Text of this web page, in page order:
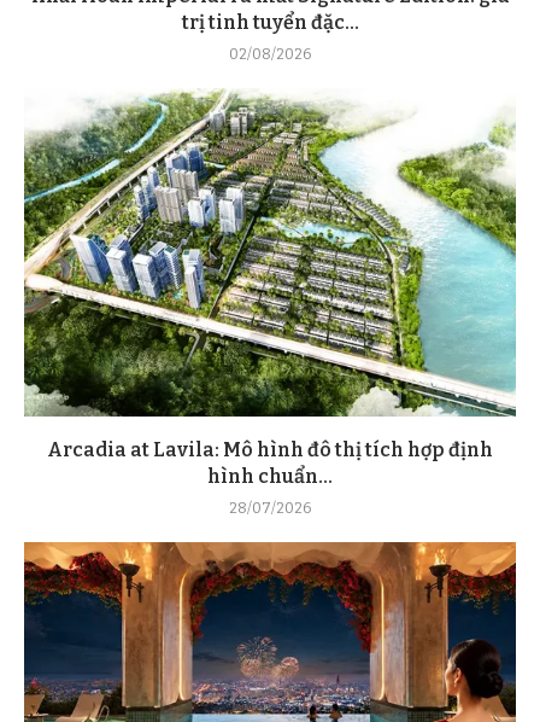
trị tinh tuyển đặc...
02/08/2026
Arcadia at Lavila: Mô hình đô thị tích hợp định
hình chuẩn...
28/07/2026